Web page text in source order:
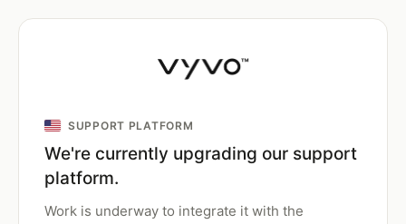
SUPPORT PLATFORM
We're currently upgrading our support
platform.
Work is underway to integrate it with the